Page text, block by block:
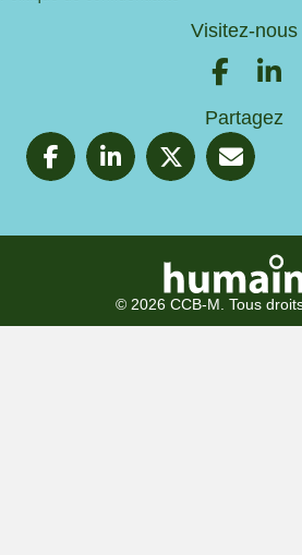
Visitez-nous
Partagez
© 2026 CCB-M. Tous